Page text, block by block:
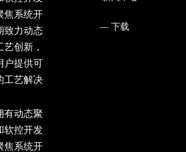
焦系统开
致力动态
创新，
户提供可
工艺解决
有动态聚
软控开发
焦系统开
— ㅤ下载